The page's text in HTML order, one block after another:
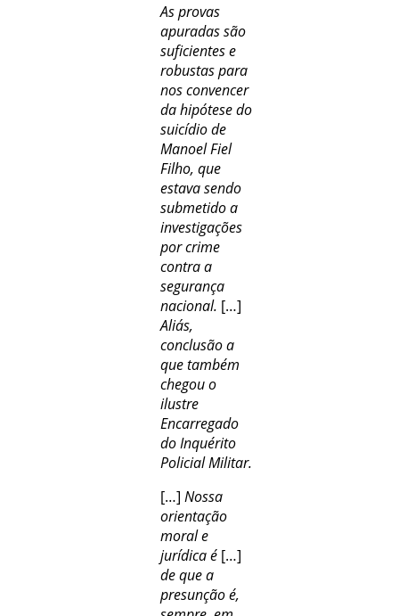
As provas
apuradas são
suficientes e
robustas para
nos convencer
da hipótese do
suicídio de
Manoel Fiel
Filho, que
estava sendo
submetido a
investigações
por crime
contra a
segurança
nacional. […]
Aliás,
conclusão a
que também
chegou o
ilustre
Encarregado
do Inquérito
Policial Militar.
[…]Nossa
orientação
moral e
jurídica é […]
de que a
presunção é,